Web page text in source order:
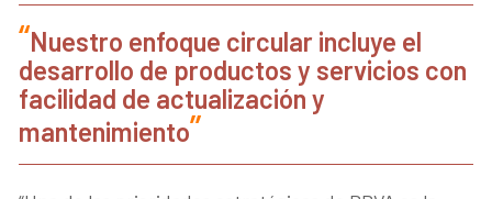
Nuestro enfoque circular incluye el
desarrollo de productos y servicios con
facilidad de actualización y
mantenimiento